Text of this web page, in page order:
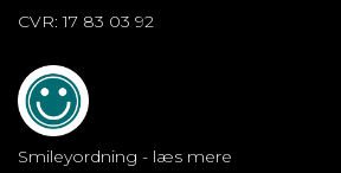
CVR: 17 83 03 92
Smileyordning - læs mere